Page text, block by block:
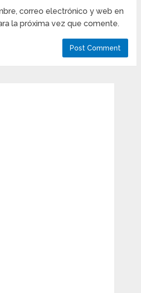
correo electrónico y web en
la próxima vez que comente.